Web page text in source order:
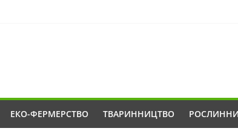
ЕКО-ФЕРМЕРСТВО ТВАРИННИЦТВО